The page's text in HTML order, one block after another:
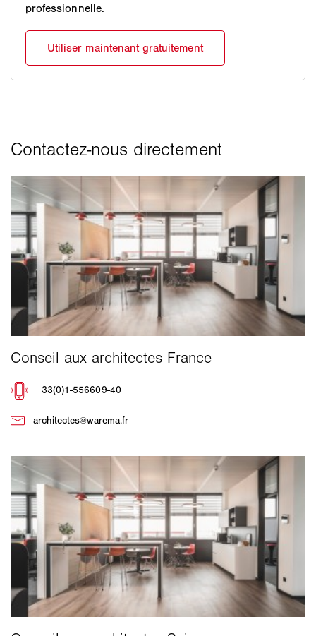
professionnelle.